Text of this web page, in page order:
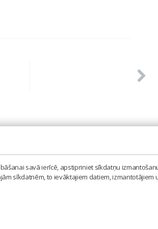
savā ierīcē, apstipriniet sīkdatņu
sīkdatnēm, to ievāktajiem datiem, izmantotājiem